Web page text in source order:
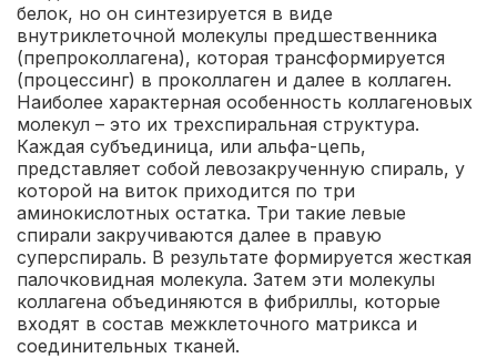
белок, но он синтезируется в виде
внутриклеточной молекулы предшественника
(препроколлагена), которая трансформируется
(процессинг) в проколлаген и далее в коллаген.
Наиболее характерная особенность коллагеновых
молекул – это их трехспиральная структура.
Каждая субъединица, или альфа-цепь,
представляет собой левозакрученную спираль, у
которой на виток приходится по три
аминокислотных остатка. Три такие левые
спирали закручиваются далее в правую
суперспираль. В результате формируется жесткая
палочковидная молекула. Затем эти молекулы
коллагена объединяются в фибриллы, которые
входят в состав межклеточного матрикса и
соединительных тканей.